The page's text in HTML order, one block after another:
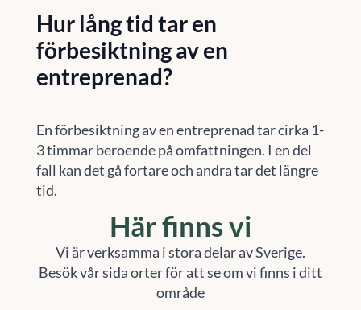
Hur lång tid tar en
förbesiktning av en
entreprenad?
En förbesiktning av en entreprenad tar cirka 1-
3 timmar beroende på omfattningen. I en del
fall kan det gå fortare och andra tar det längre
tid.
Här finns vi
Vi är verksamma i stora delar av Sverige.
Besök vår sidaorterför att se om vi finns i ditt
område